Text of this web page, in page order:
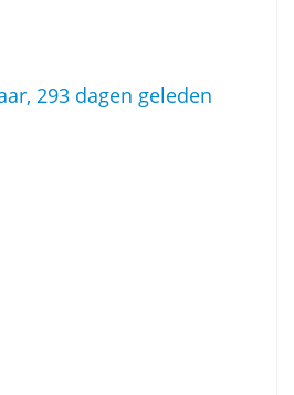
293 dagen geleden